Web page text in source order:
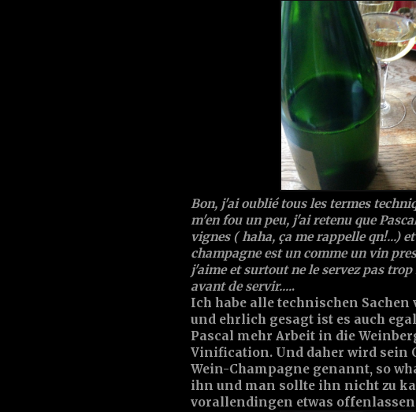
Bon, j'ai oublié tous les termes
m'en fou un peu, j'ai retenu que
vignes ( haha, ça me rappelle qn!...)
champagne est un comme un vin
j'aime et surtout ne le servez pas
avant de servir.....
Ich habe alle technischen Sachen
und ehrlich gesagt ist es auch
Pascal mehr Arbeit in die
Vinification. Und daher wird sein
Wein-Champagne genannt, so
ihn und man sollte ihn nicht zu
vorallendingen etwas offenlassen